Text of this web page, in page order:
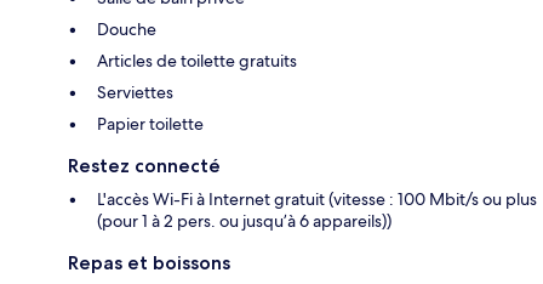
Douche
Articles de toilette gratuits
Serviettes
Papier toilette
Restez connecté
L'accès Wi-Fi à Internet gratuit (vitesse : 100 Mbit/s ou plus
(pour 1 à 2 pers. ou jusqu’à 6 appareils))
Repas et boissons